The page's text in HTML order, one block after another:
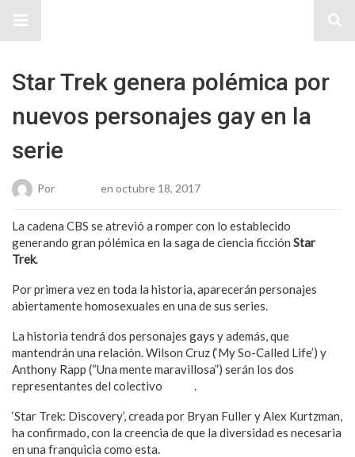
Star Trek genera polémica por
nuevos personajes gay en la
serie
Por en octubre 18, 2017
La cadena CBS se atrevió a romper con lo establecido
generando gran pólémica en la saga de ciencia ficción Star
Trek.
Por primera vez en toda la historia, aparecerán personajes
abiertamente homosexuales en una de sus series.
La historia tendrá dos personajes gays y además, que
mantendrán una relación. Wilson Cruz (‘My So-Called Life’) y
Anthony Rapp (“Una mente maravillosa”) serán los dos
representantes del colectivo
.
‘Star Trek: Discovery’, creada por Bryan Fuller y Alex Kurtzman,
ha confirmado, con la creencia de que la diversidad es necesaria
en una franquicia como esta.